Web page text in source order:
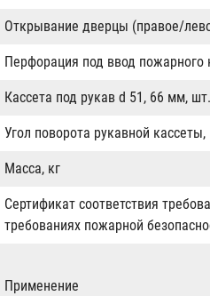
Открывание дверцы (правое/
Перфорация под ввод пожарного
Кассета под рукав d 51, 66 мм, шт.
Угол поворота рукавной
Масса, кг
Сертификат соответствия
требованиях пожарной
Применение